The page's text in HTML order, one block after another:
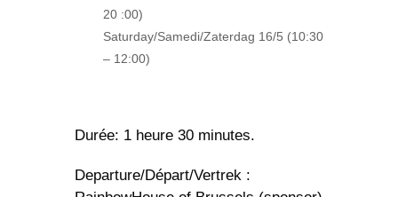
20 :00)
Saturday/Samedi/Zaterdag 16/5 (10:30
– 12:00)
Durée: 1 heure 30 minutes.
Departure/Départ/Vertrek :